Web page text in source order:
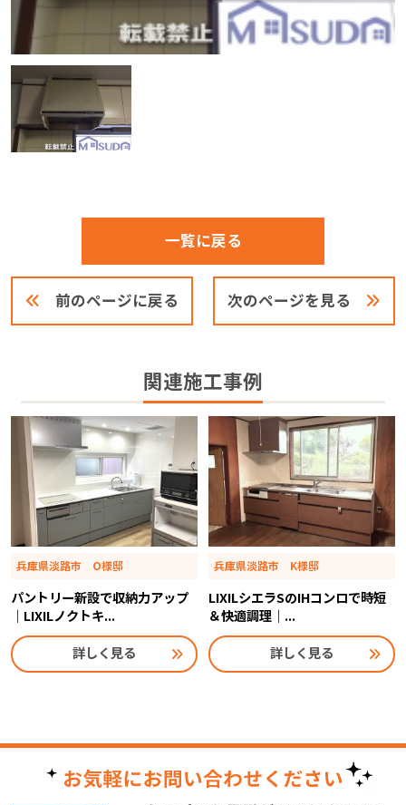
前のページに戻る
一覧に戻る
次のページを見る
関連施工事例
兵庫県淡路市 O様邸
パントリー新設で収納力アップ
｜LIXILノクトキ...
詳しく見る
兵庫県淡路市 K様邸
LIXILシエラSのIHコンロで時短
＆快適調理｜...
詳しく見る